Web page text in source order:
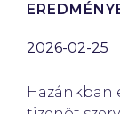
2026-02-25
Hazánkban